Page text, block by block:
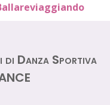
di Danza Sportiva